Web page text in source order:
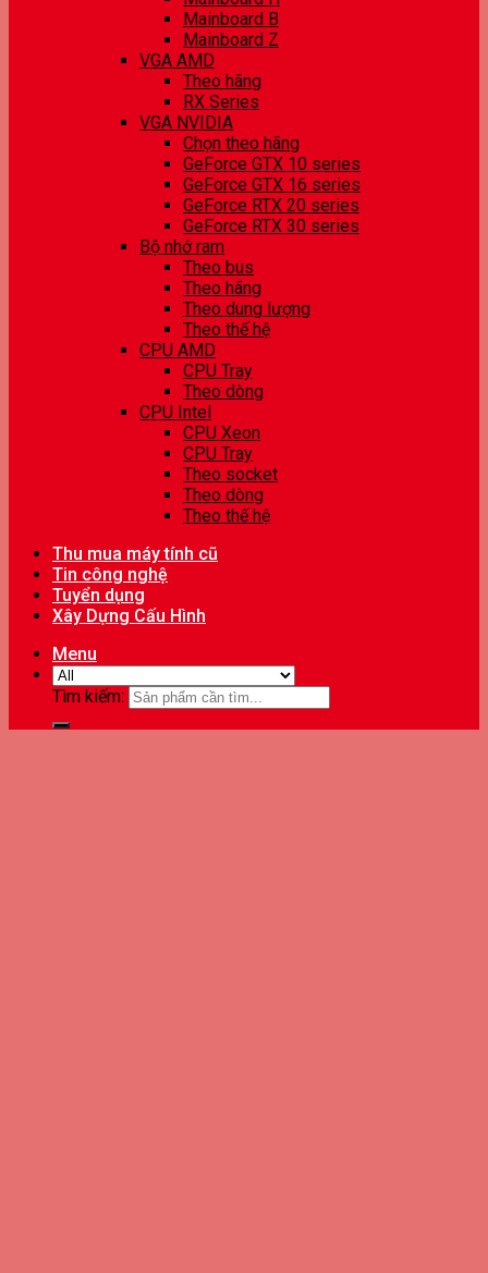
Mainboard B
Mainboard Z
VGA AMD
Theo hãng
RX Series
VGA NVIDIA
Chọn theo hãng
GeForce GTX 10 series
GeForce GTX 16 series
GeForce RTX 20 series
GeForce RTX 30 series
Bộ nhớ ram
Theo bus
Theo hãng
Theo dung lượng
Theo thế hệ
CPU AMD
CPU Tray
Theo dòng
CPU Intel
CPU Xeon
CPU Tray
Theo socket
Theo dòng
Theo thế hệ
Thu mua máy tính cũ
Tin công nghệ
Tuyển dụng
Xây Dựng Cấu Hình
Menu
Tìm kiếm: